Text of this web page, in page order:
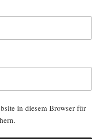
in diesem Browser für